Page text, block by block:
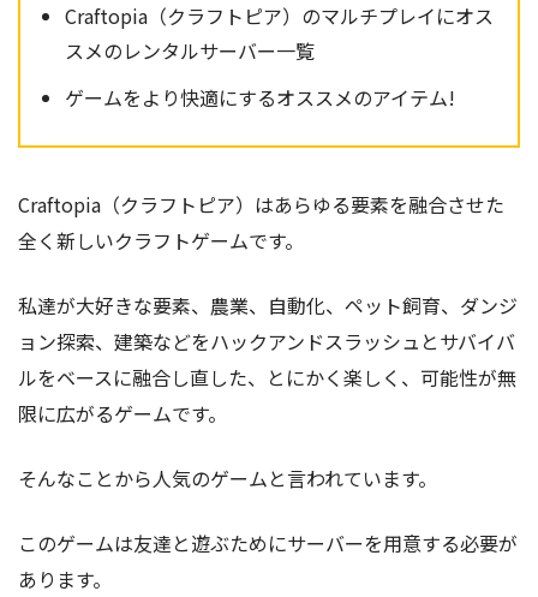
Craftopia（クラフトピア）のマルチプレイにオス
スメのレンタルサーバー一覧
ゲームをより快適にするオススメのアイテム!
Craftopia（クラフトピア）はあらゆる要素を融合させた
全く新しいクラフトゲームです。
私達が大好きな要素、農業、自動化、ペット飼育、ダンジ
ョン探索、建築などをハックアンドスラッシュとサバイバ
ルをベースに融合し直した、とにかく楽しく、可能性が無
限に広がるゲームです。
そんなことから人気のゲームと言われています。
このゲームは友達と遊ぶためにサーバーを用意する必要が
あります。